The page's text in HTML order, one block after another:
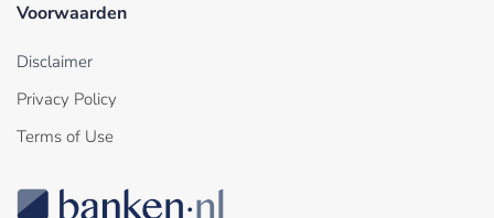
Voorwaarden
Disclaimer
Privacy Policy
Terms of Use